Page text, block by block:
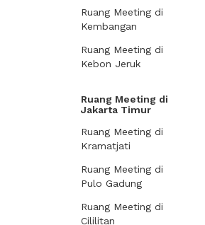
Ruang Meeting di
Kembangan
Ruang Meeting di
Kebon Jeruk
Ruang Meeting di
Jakarta Timur
Ruang Meeting di
Kramatjati
Ruang Meeting di
Pulo Gadung
Ruang Meeting di
Cililitan